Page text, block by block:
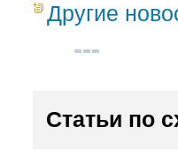
Другие
Статьи по